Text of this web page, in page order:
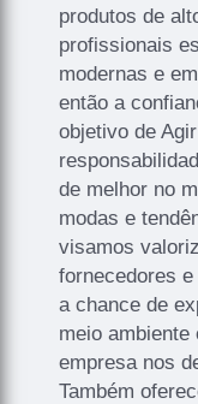
produtos de
profissionais
modernas e
então a
objetivo de
de melhor no
modas e
visamos
fornecedores
a chance de
meio
empresa nos
Também